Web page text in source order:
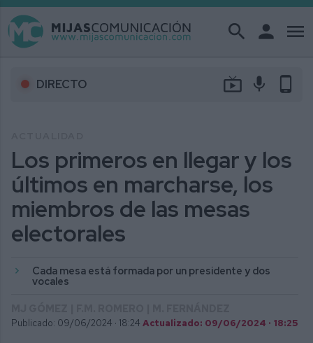
search person menu
DIRECTO live_tv mic phone_android
Los primeros en llegar y los
últimos en marcharse, los
miembros de las mesas
electorales
Cada mesa está formada por un presidente y dos
vocales
Publicado: 09/06/2024 · 18:24 Actualizado: 09/06/2024 · 18:25